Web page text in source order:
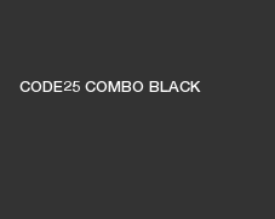
CODE25 COMBO BLACK